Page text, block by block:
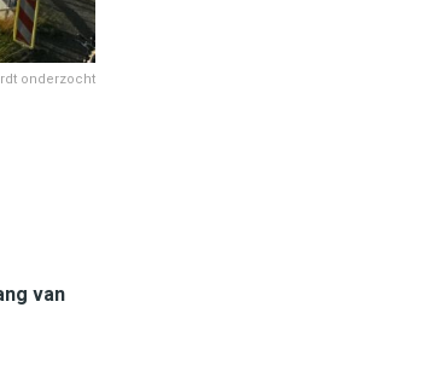
onderzocht
van